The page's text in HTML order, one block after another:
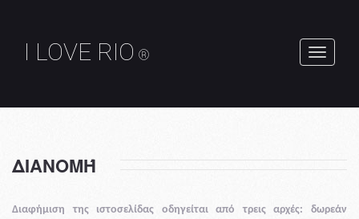
I LOVE RIO ®
ΔΙΑΝΟΜΉ
Διαφήμιση της ιστοσελίδας οδηγείται από τρεις αρχές: δωρεάν